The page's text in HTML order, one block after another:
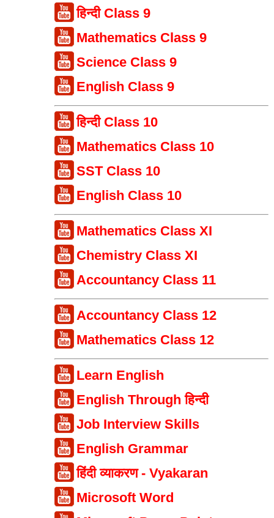
हिन्दी Class 9
Mathematics Class 9
Science Class 9
English Class 9
हिन्दी Class 10
Mathematics Class 10
SST Class 10
English Class 10
Mathematics Class XI
Chemistry Class XI
Accountancy Class 11
Accountancy Class 12
Mathematics Class 12
Learn English
English Through हिन्दी
Job Interview Skills
English Grammar
हिंदी व्याकरण - Vyakaran
Microsoft Word